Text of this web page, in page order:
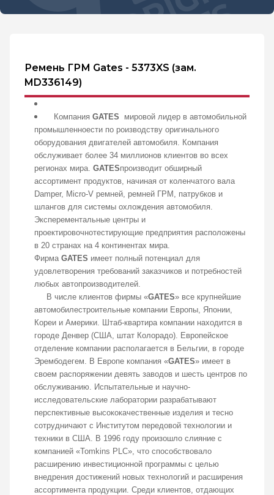
Ремень ГРМ Gates - 5373XS (зам.
MD336149)
Компания GATES мировой лидер в автомобильной
промышленноести по роизводству оригинального
оборудования двигателей автомобиля. Компания
обслуживает более 34 миллионов клиентов во всех
регионах мира. GATESпроизводит обширный
ассортимент продуктов, начиная от коленчатого вала
Damper, Micro-V ремней, ремней ГРМ, патрубков и
шлангов для системы охлождения автомобиля.
Эксперементальные центры и
проектировочнотестирующие предприятия расположены
в 20 странах на 4 континентах мира.
Фирма GATES имеет полный потенциал для
удовлетворения требований заказчиков и потребностей
любых автопроизводителей.
В числе клиентов фирмы «GATES» все крупнейшие
автомобилестроительные компании Европы, Японии,
Кореи и Америки. Штаб-квартира компании находится в
городе Денвер (США, штат Колорадо). Европейское
отделение компании располагается в Бельгии, в городе
Эрембодегем. В Европе компания «GATES» имеет в
своем распоряжении девять заводов и шесть центров по
обслуживанию. Испытательные и научно-
исследовательские лаборатории разрабатывают
перспективные высококачественные изделия и тесно
сотрудничают с Институтом передовой технологии и
техники в США. В 1996 году произошло слияние с
компанией «Tomkins PLC», что способствовало
расширению инвестиционной программы с целью
внедрения достижений новых технологий и расширения
ассортимента продукции. Среди клиентов, отдающих